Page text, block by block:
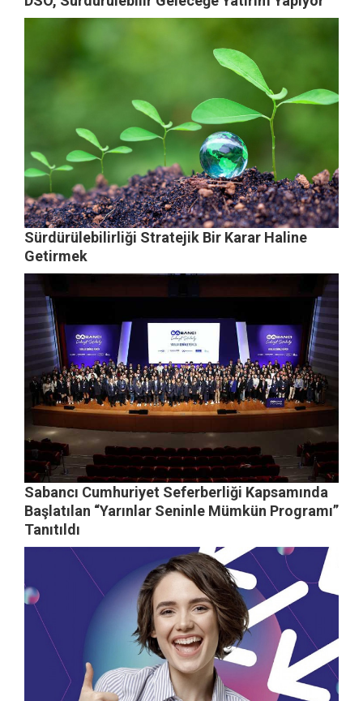
Sürdürülebilirliği Stratejik Bir Karar Haline
Getirmek
Sabancı Cumhuriyet Seferberliği Kapsamında
Başlatılan “Yarınlar Seninle Mümkün Programı”
Tanıtıldı